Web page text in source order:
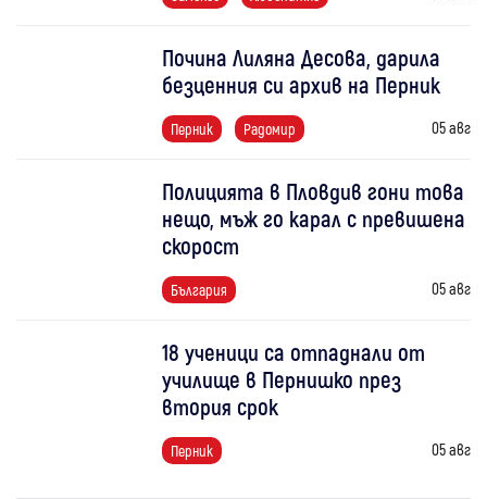
Почина Лиляна Десова, дарила
безценния си архив на Перник
Перник Радомир 05 авг
Полицията в Пловдив гони това
нещо, мъж го карал с превишена
скорост
България 05 авг
18 ученици са отпаднали от
училище в Пернишко през
втория срок
Перник 05 авг